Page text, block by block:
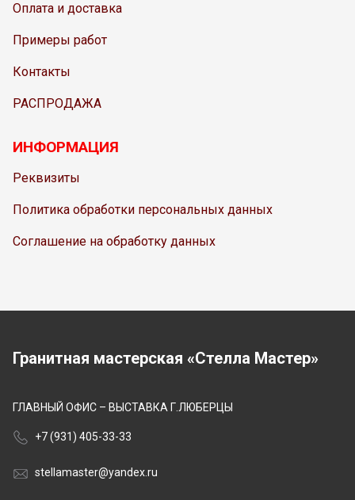
Оплата и доставка
Примеры работ
Контакты
РАСПРОДАЖА
ИНФОРМАЦИЯ
Реквизиты
Политика обработки персональных данных
Соглашение на обработку данных
Гранитная мастерская «Стелла Мастер»
ГЛАВНЫЙ ОФИС – ВЫСТАВКА Г.ЛЮБЕРЦЫ
+7 (931) 405-33-33
stellamaster@yandex.ru